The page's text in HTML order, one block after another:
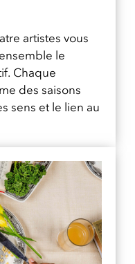
artistes vous
le
Chaque
des saisons
sens et le lien au